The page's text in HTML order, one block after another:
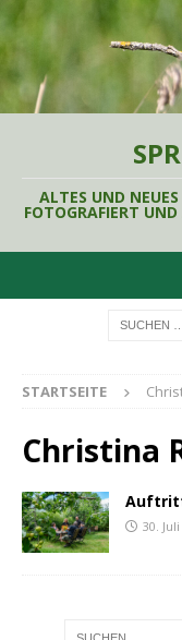
ALTES UND
FOTOGRAFIERT UND
STARTSEITE
Christina
30.